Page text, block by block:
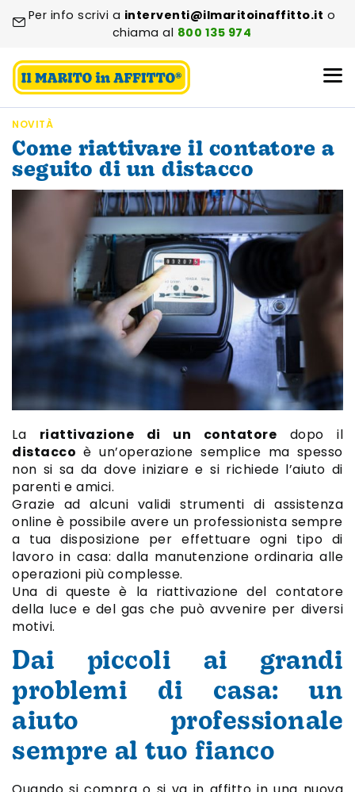
Per info scrivi a interventi@ilmaritoinaffitto.it o
chiama al 800 135 974
NOVITÀ
Come riattivare il contatore a
seguito di un distacco
La riattivazione di un contatore dopo il
distacco è un’operazione semplice ma spesso
non si sa da dove iniziare e si richiede l’aiuto di
parenti e amici.
Grazie ad alcuni validi strumenti di assistenza
online è possibile avere un professionista sempre
a tua disposizione per effettuare ogni tipo di
lavoro in casa: dalla manutenzione ordinaria alle
operazioni più complesse.
Una di queste è la riattivazione del contatore
della luce e del gas che può avvenire per diversi
motivi.
Dai piccoli ai grandi
problemi di casa: un
aiuto professionale
sempre al tuo fianco